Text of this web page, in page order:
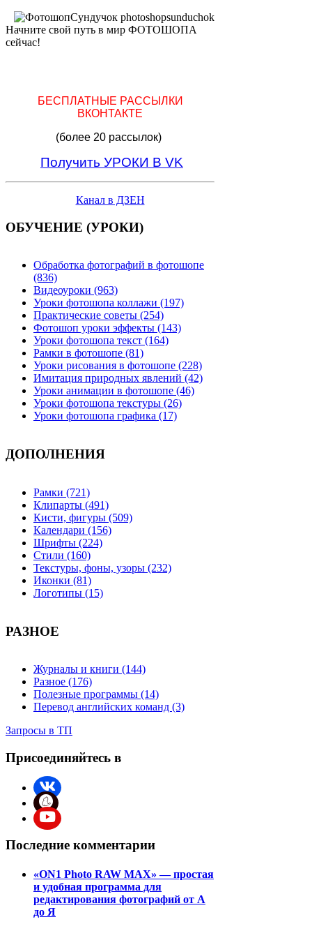
Начните свой путь в мир ФОТОШОПА
сейчас!
БЕСПЛАТНЫЕ РАССЫЛКИ
ВКОНТАКТЕ
(более 20 рассылок)
Получить УРОКИ В VK
Канал в ДЗЕН
ОБУЧЕНИЕ (УРОКИ)
Обработка фотографий в фотошопе
(836)
Видеоуроки (963)
Уроки фотошопа коллажи (197)
Практические советы (254)
Фотошоп уроки эффекты (143)
Уроки фотошопа текст (164)
Рамки в фотошопе (81)
Уроки рисования в фотошопе (228)
Имитация природных явлений (42)
Уроки анимации в фотошопе (46)
Уроки фотошопа текстуры (26)
Уроки фотошопа графика (17)
ДОПОЛНЕНИЯ
Рамки (721)
Клипарты (491)
Кисти, фигуры (509)
Календари (156)
Шрифты (224)
Стили (160)
Текстуры, фоны, узоры (232)
Иконки (81)
Логотипы (15)
РАЗНОЕ
Журналы и книги (144)
Разное (176)
Полезные программы (14)
Перевод английских команд (3)
Запросы в ТП
Присоединяйтесь в
Последние комментарии
«ON1 Photo RAW MAX» — простая
и удобная программа для
редактирования фотографий от А
до Я